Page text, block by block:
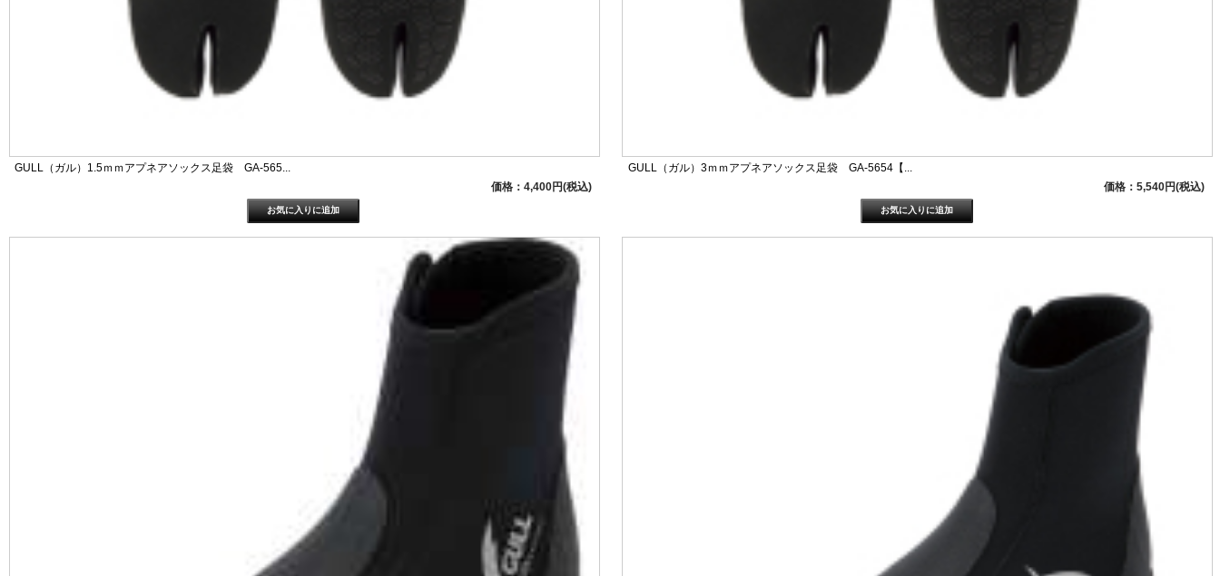
GULL（ガル）1.5ｍｍアプネアソックス足袋 GA-565...
価格：4,400円(税込)
GULL（ガル）3ｍｍアプネアソックス足袋 GA-5654【...
価格：5,540円(税込)